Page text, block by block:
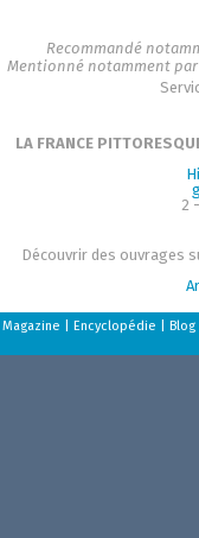
Recommandé
Mentionné notamment par
LA FRANCE
2 -
Découvrir des ouvrages
Magazine Encyclopédie Blog|